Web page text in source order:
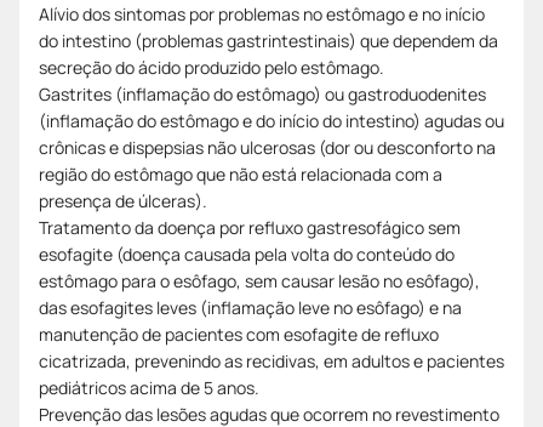
Alívio dos sintomas por problemas no estômago e no início
do intestino (problemas gastrintestinais) que dependem da
secreção do ácido produzido pelo estômago.
Gastrites (inflamação do estômago) ou gastroduodenites
(inflamação do estômago e do início do intestino) agudas ou
crônicas e dispepsias não ulcerosas (dor ou desconforto na
região do estômago que não está relacionada com a
presença de úlceras).
Tratamento da doença por refluxo gastresofágico sem
esofagite (doença causada pela volta do conteúdo do
estômago para o esôfago, sem causar lesão no esôfago),
das esofagites leves (inflamação leve no esôfago) e na
manutenção de pacientes com esofagite de refluxo
cicatrizada, prevenindo as recidivas, em adultos e pacientes
pediátricos acima de 5 anos.
Prevenção das lesões agudas que ocorrem no revestimento